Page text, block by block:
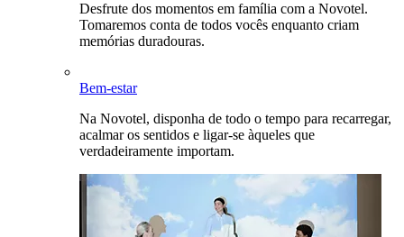
Desfrute dos momentos em família com a Novotel.
Tomaremos conta de todos vocês enquanto criam
memórias duradouras.
Bem-estar
Na Novotel, disponha de todo o tempo para recarregar,
acalmar os sentidos e ligar-se àqueles que
verdadeiramente importam.